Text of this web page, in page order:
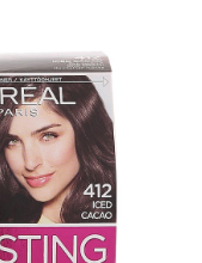
Sponsoriltamme
IdealofMeD
Kaikki
Varaa